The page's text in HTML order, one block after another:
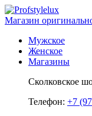
Магазин
Мужское
Женское
Магазины
Сколковское
Телефон: +7